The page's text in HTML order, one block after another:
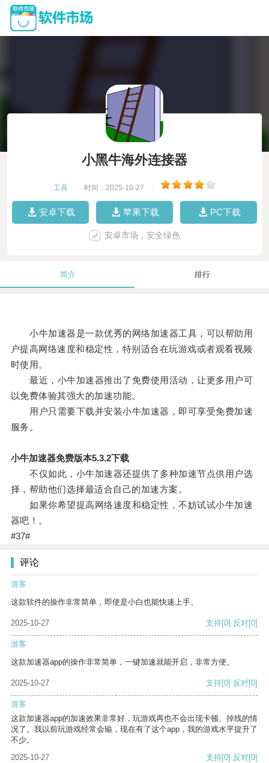
小黑牛海外连接器
工具 时间：2025-10-27
安卓下载 苹果下载 PC下载
安卓市场，安全绿色
简介 排行
小牛加速器是一款优秀的网络加速器工具，可以帮助用
户提高网络速度和稳定性，特别适合在玩游戏或者观看视频
时使用。
最近，小牛加速器推出了免费使用活动，让更多用户可
以免费体验其强大的加速功能。
用户只需要下载并安装小牛加速器，即可享受免费加速
服务。
小牛加速器免费版本5.3.2下载
不仅如此，小牛加速器还提供了多种加速节点供用户选
择，帮助他们选择最适合自己的加速方案。
如果你希望提高网络速度和稳定性，不妨试试小牛加速
器吧！。
#37#
评论
游客
这款软件的操作非常简单，即使是小白也能快速上手。
2025-10-27 支持[0] 反对[0]
游客
这款加速器app的操作非常简单，一键加速就能开启，非常方便。
2025-10-27 支持[0] 反对[0]
游客
这款加速器app的加速效果非常好，玩游戏再也不会出现卡顿、掉线的情
况了。我以前玩游戏经常会输，现在有了这个app，我的游戏水平提升了
不少。
2025-10-27
支持[0] 反对[0]